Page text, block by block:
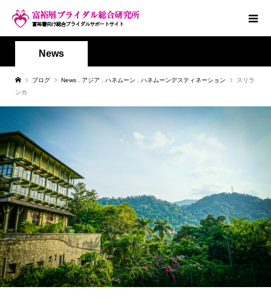
News
ブログ News アジア ハネムーン ハネムーンデスティネーション
スリラ
ンカ